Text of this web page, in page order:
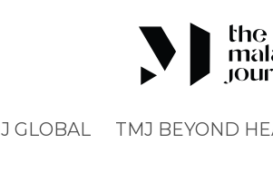
GLOBAL TMJ BEYOND